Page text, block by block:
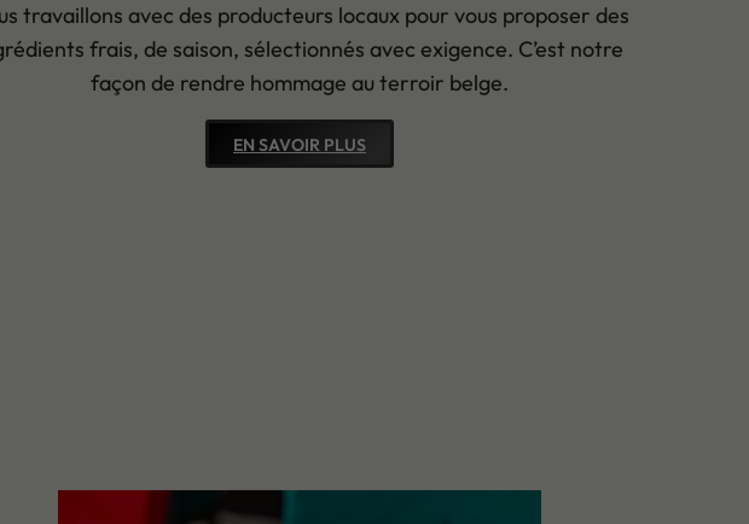
travaillons avec des producteurs locaux pour vous proposer des
frais, de saison, sélectionnés avec exigence. C’est notre
façon de rendre hommage au terroir belge.
EN SAVOIR PLUS